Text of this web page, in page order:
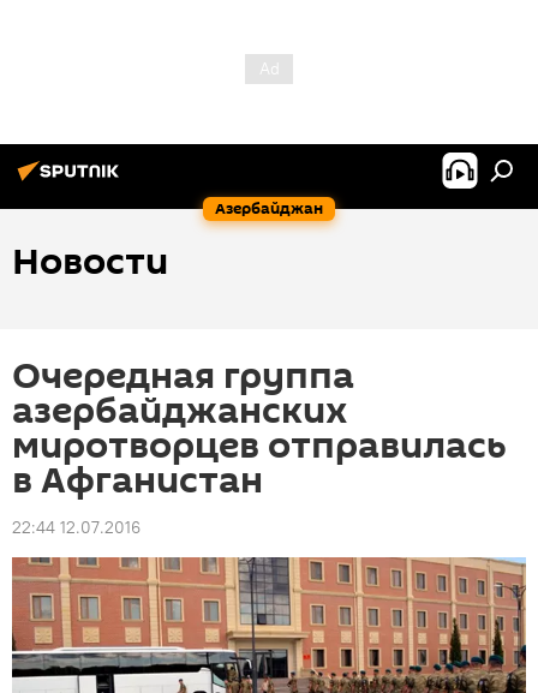
Азербайджан
Новости
Очередная группа
азербайджанских
миротворцев отправилась
в Афганистан
22:44 12.07.2016